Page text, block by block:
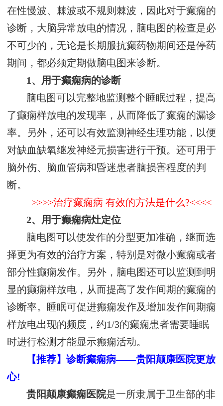
在性慢波、棘波或不规则棘波，因此对于癫痫的
诊断，大脑异常放电的情况，脑电图的检查是必
不可少的，无论是长期服抗癫药物期间还是停药
期间，都必须定期做脑电图来诊断。
1、用于癫痫病的诊断
脑电图可以完整地监测整个睡眠过程，提高
了癫痫样放电的发现率，从而降低了癫痫的漏诊
率。另外，还可以有效监测神经生理功能，以便
对缺血缺氧继发神经元损害进行干预。还可用于
脑外伤、脑血管病和昏迷患者脑损害程度的判
断。
>>>>治疗癫痫病 有效的方法是什么?<<<<
2、用于癫痫病灶定位
脑电图可以使发作的分型更加准确，继而选
择更为有效的治疗方案，特别是对微小癫痫或者
部分性癫痫发作。另外，脑电图还可以监测到明
显的癫痫样放电，从而提高了发作间期的癫痫的
诊断率。睡眠可促进癫痫发作及增加发作间期痫
样放电出现的频度，约1/3的癫痫患者需要睡眠
时进行检测才能显示癫痫活动。
【推荐】诊断癫痫病——贵阳颠康医院更放
心!
贵阳颠康癫痫医院是一所隶属于卫生部的非